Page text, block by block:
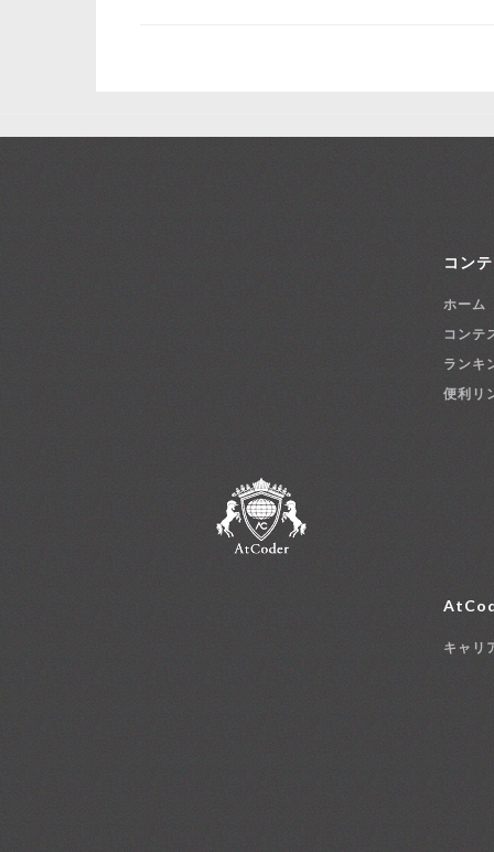
コン
ホーム
コンテ
ランキ
便利リ
キャリ